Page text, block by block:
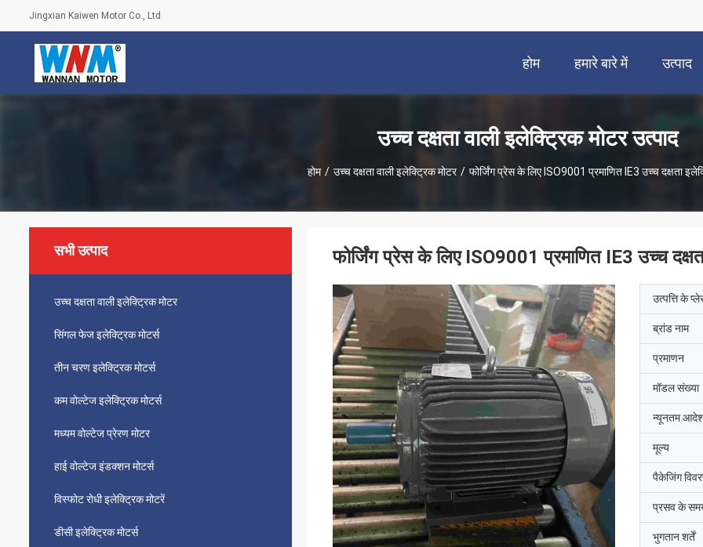
Jingxian Kaiwen Motor Co., Ltd
होम हमारे बारे में उत्पाद
उच्च दक्षता वाली इलेक्ट्रिक मोटर उत्पाद
होम / उच्च दक्षता वाली इलेक्ट्रिक मोटर / फोर्जिंग प्रेस के लिए ISO9001 प्रमाणित IE3 उच्च दक्षता
सभी उत्पाद
उच्च दक्षता वाली इलेक्ट्रिक मोटर
सिंगल फेज इलेक्ट्रिक मोटर्स
तीन चरण इलेक्ट्रिक मोटर्स
कम वोल्टेज इलेक्ट्रिक मोटर्स
मध्यम वोल्टेज प्रेरण मोटर
हाई वोल्टेज इंडक्शन मोटर्स
विस्फोट रोधी इलेक्ट्रिक मोटरें
डीसी इलेक्ट्रिक मोटर्स
फोर्जिंग प्रेस के लिए ISO9001 प्रमाणित IE3 उच्च
उत्पत्ति के
ब्रांड नाम
प्रमाणन
मॉडल संख्या
न्यूनतम आदेश
मूल्य
पैकेजिंग
प्रसव के
भुगतान शर्तें